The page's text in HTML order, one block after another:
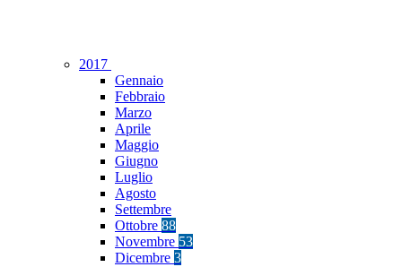
2017
Gennaio
Febbraio
Marzo
Aprile
Maggio
Giugno
Luglio
Agosto
Settembre
Ottobre 88
Novembre 53
Dicembre 3